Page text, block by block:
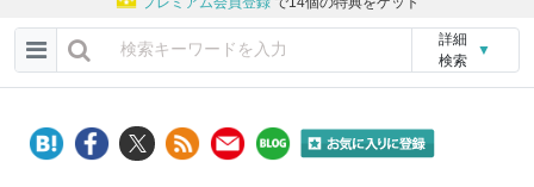
詳細
検索
▼